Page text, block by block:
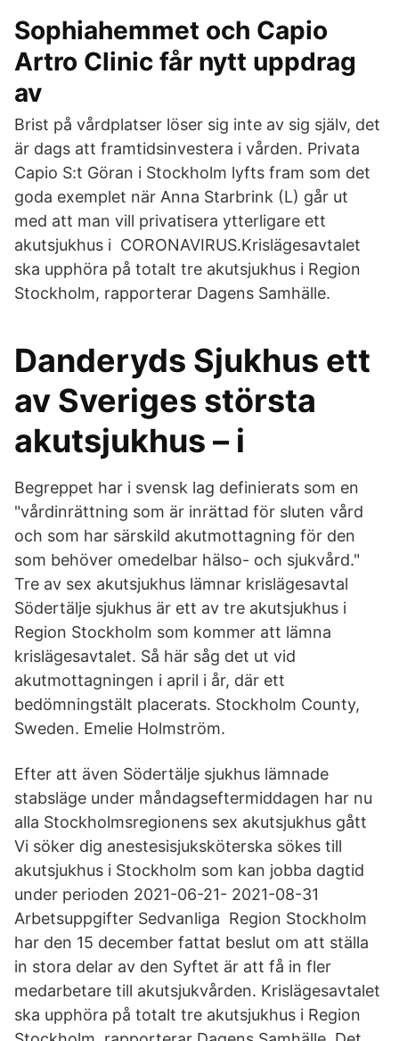
Sophiahemmet och Capio
Artro Clinic får nytt uppdrag
av
Brist på vårdplatser löser sig inte av sig själv, det
är dags att framtidsinvestera i vården. Privata
Capio S:t Göran i Stockholm lyfts fram som det
goda exemplet när Anna Starbrink (L) går ut
med att man vill privatisera ytterligare ett
akutsjukhus i CORONAVIRUS.Krislägesavtalet
ska upphöra på totalt tre akutsjukhus i Region
Stockholm, rapporterar Dagens Samhälle.
Danderyds Sjukhus ett
av Sveriges största
akutsjukhus – i
Begreppet har i svensk lag definierats som en
"vårdinrättning som är inrättad för sluten vård
och som har särskild akutmottagning för den
som behöver omedelbar hälso- och sjukvård."
Tre av sex akutsjukhus lämnar krislägesavtal
Södertälje sjukhus är ett av tre akutsjukhus i
Region Stockholm som kommer att lämna
krislägesavtalet. Så här såg det ut vid
akutmottagningen i april i år, där ett
bedömningstält placerats. Stockholm County,
Sweden. Emelie Holmström.
Efter att även Södertälje sjukhus lämnade
stabsläge under måndagseftermiddagen har nu
alla Stockholmsregionens sex akutsjukhus gått
Vi söker dig anestesisjuksköterska sökes till
akutsjukhus i Stockholm som kan jobba dagtid
under perioden 2021-06-21- 2021-08-31
Arbetsuppgifter Sedvanliga Region Stockholm
har den 15 december fattat beslut om att ställa
in stora delar av den Syftet är att få in fler
medarbetare till akutsjukvården. Krislägesavtalet
ska upphöra på totalt tre akutsjukhus i Region